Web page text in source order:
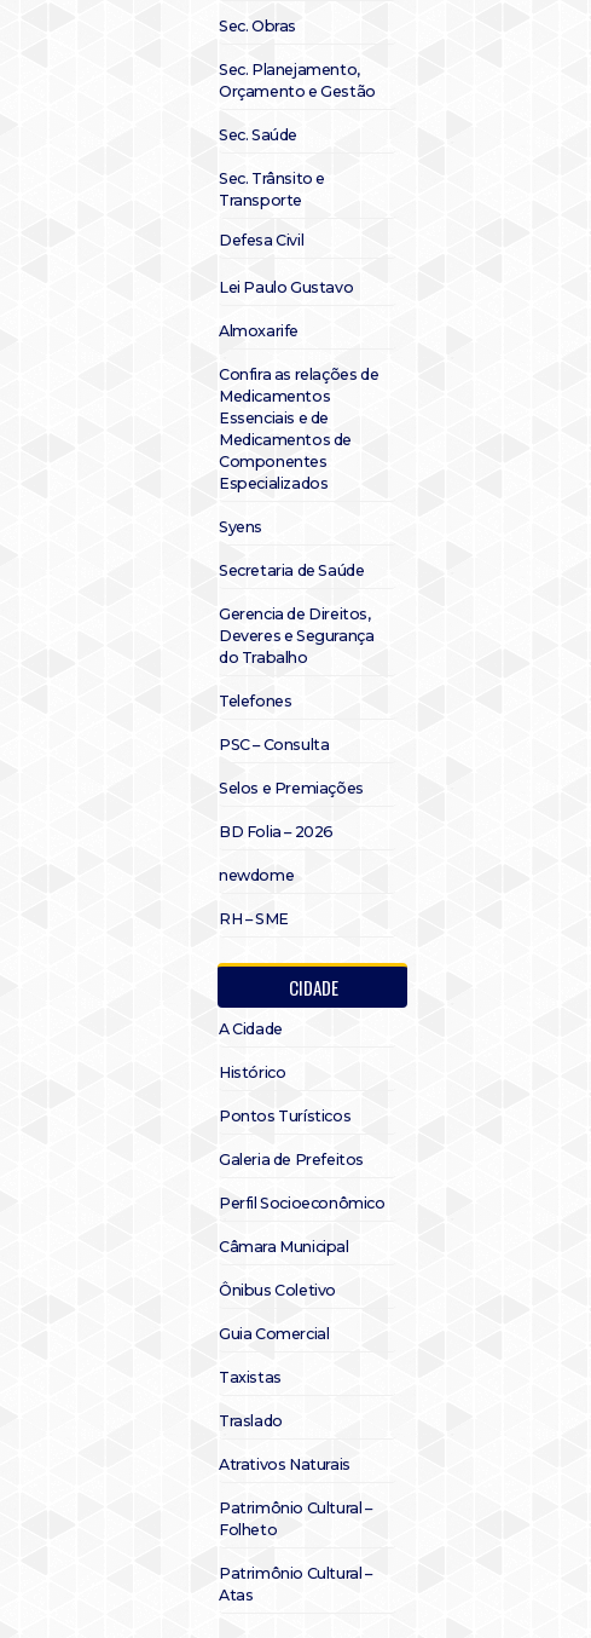
Sec. Obras
Sec. Planejamento,
Orçamento e Gestão
Sec. Saúde
Sec. Trânsito e
Transporte
Defesa Civil
Lei Paulo Gustavo
Almoxarife
Confira as relações de
Medicamentos
Essenciais e de
Medicamentos de
Componentes
Especializados
Syens
Secretaria de Saúde
Gerencia de Direitos,
Deveres e Segurança
do Trabalho
Telefones
PSC – Consulta
Selos e Premiações
BD Folia – 2026
newdome
RH – SME
CIDADE
A Cidade
Histórico
Pontos Turísticos
Galeria de Prefeitos
Perfil Socioeconômico
Câmara Municipal
Ônibus Coletivo
Guia Comercial
Taxistas
Traslado
Atrativos Naturais
Patrimônio Cultural –
Folheto
Patrimônio Cultural –
Atas